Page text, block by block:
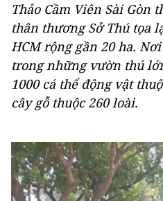
Thảo Cầm Viên Sài Gòn
thân thương Sở Thú tọa
HCM rộng gần 20 ha.
trong những vườn thú
1000 cá thể động vật
cây gỗ thuộc 260 loài.